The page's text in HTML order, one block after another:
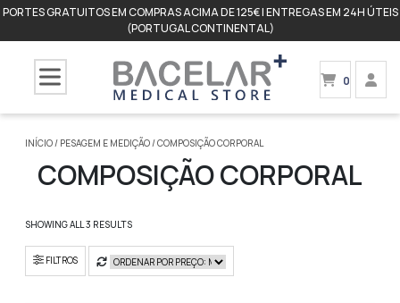
PORTES GRATUITOS EM COMPRAS ACIMA DE 125€ | ENTREGAS EM 24H ÚTEIS
(PORTUGAL CONTINENTAL)
0
INÍCIO/ PESAGEM E MEDIÇÃO/ COMPOSIÇÃO CORPORAL
COMPOSIÇÃO CORPORAL
SHOWING ALL 3 RESULTS
FILTROS